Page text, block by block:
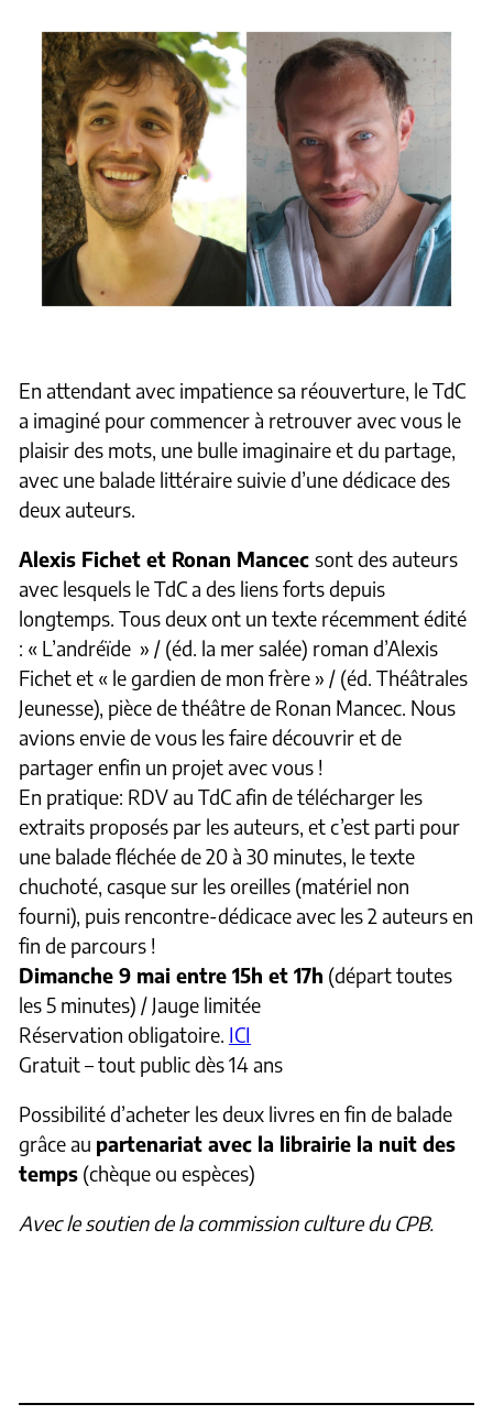
En attendant avec impatience sa réouverture, le TdC
a imaginé pour commencer à retrouver avec vous le
plaisir des mots, une bulle imaginaire et du partage,
avec une balade littéraire suivie d’une dédicace des
deux auteurs.
Alexis Fichet et Ronan Mancec sont des auteurs
avec lesquels le TdC a des liens forts depuis
longtemps. Tous deux ont un texte récemment édité
: « L’andréïde » / (éd. la mer salée) roman d’Alexis
Fichet et « le gardien de mon frère » / (éd. Théâtrales
Jeunesse), pièce de théâtre de Ronan Mancec. Nous
avions envie de vous les faire découvrir et de
partager enfin un projet avec vous !
En pratique: RDV au TdC afin de télécharger les
extraits proposés par les auteurs, et c’est parti pour
une balade fléchée de 20 à 30 minutes, le texte
chuchoté, casque sur les oreilles (matériel non
fourni), puis rencontre-dédicace avec les 2 auteurs en
fin de parcours !
Dimanche 9 mai entre 15h et 17h (départ toutes
les 5 minutes) / Jauge limitée
Réservation obligatoire. ICI
Gratuit – tout public dès 14 ans
Possibilité d’acheter les deux livres en fin de balade
grâce au partenariat avec la librairie la nuit des
temps(chèque ou espèces)
Avec le soutien de la commission culture du CPB.